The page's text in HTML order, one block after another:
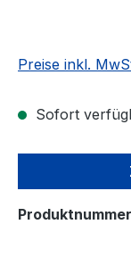
Preise inkl.
Sofort